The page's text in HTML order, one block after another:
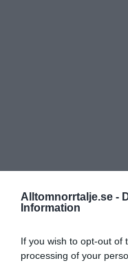
Alltomnorrtalje.se -
Information
If you wish to opt-out of
processing of your